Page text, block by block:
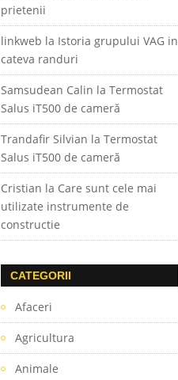
prietenii
linkweb la Istoria grupului VAG in
cateva randuri
Samsudean Calin laTermostat
Salus iT500 de cameră
Trandafir Silvian laTermostat
Salus iT500 de cameră
Cristian la Care sunt cele mai
utilizate instrumente de
constructie
CATEGORII
Afaceri
Agricultura
Animale